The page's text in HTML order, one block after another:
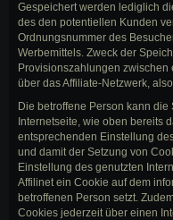
Gespeichert werden lediglich
des den potentiellen Kunden
Ordnungsnummer des
Werbemittels. Zweck der
Provisionszahlungen zwischen
über das Affiliate-Netzwerk,
Die betroffene Person kann
Internetseite, wie oben bereits
entsprechenden Einstellung
und damit der Setzung von
Einstellung des genutzten
Affilinet ein Cookie auf dem
betroffenen Person setzt.
Cookies jederzeit über einen